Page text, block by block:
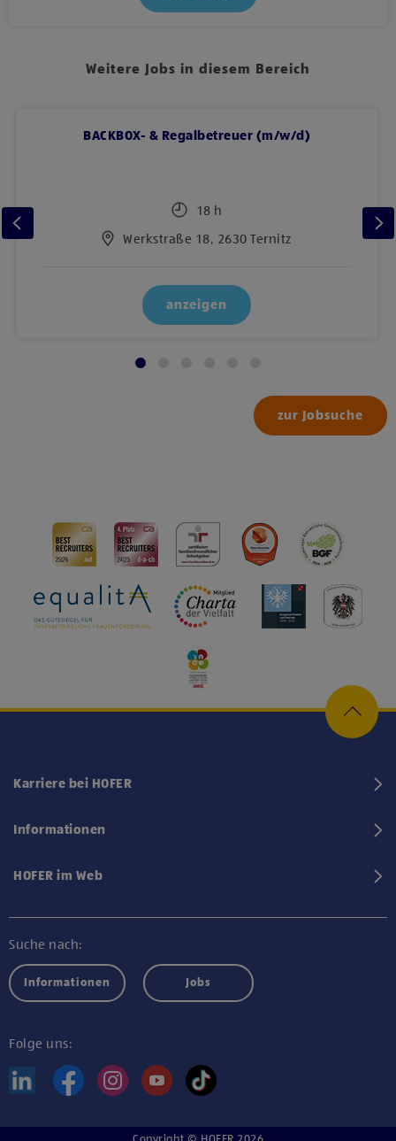
Weitere Jobs in diesem Bereich
BACKBOX- & Regalbetreuer (m/w/d)
18 h
Werkstraße 18, 2630 Ternitz
anzeigen
zur Jobsuche
Karriere bei HOFER
Informationen
HOFER im Web
Suche nach:
Informationen Jobs
Folge uns: